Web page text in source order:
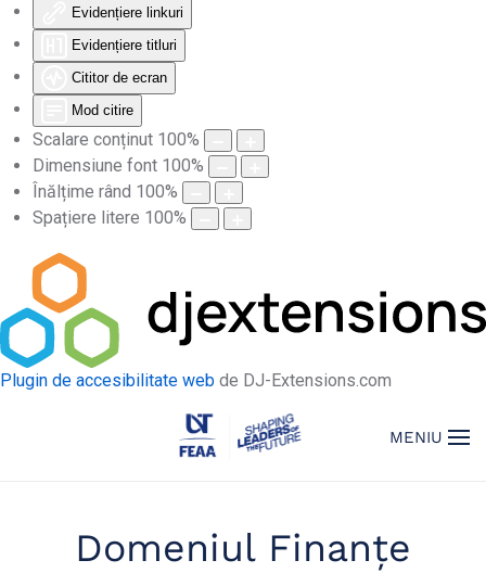
Evidențiere linkuri
Evidențiere titluri
Cititor de ecran
Mod citire
Scalare conținut 100%
Dimensiune font 100%
Înălțime rând 100%
Spațiere litere 100%
Plugin de accesibilitate web de DJ-Extensions.com
MENIU
Domeniul Finanțe